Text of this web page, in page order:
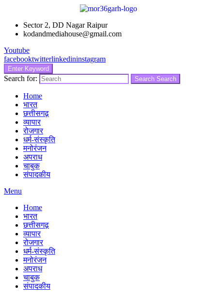
Sector 2, DD Nagar Raipur
kodandmediahouse@gmail.com
Youtube
facebooktwitterlinkedininstagram
Enter Keyword
Search for: Search Search
Home
भारत
छत्तीसगढ़
व्यापार
रोजगार
धर्म-संस्कृति
मनोरंजन
अपराध
चाबुक
संपादकीय
Menu
Home
भारत
छत्तीसगढ़
व्यापार
रोजगार
धर्म-संस्कृति
मनोरंजन
अपराध
चाबुक
संपादकीय